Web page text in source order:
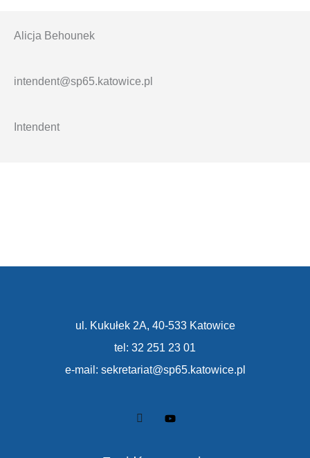
Alicja Behounek
intendent@sp65.katowice.pl
Intendent
ul. Kukułek 2A, 40-533 Katowice
tel: 32 251 23 01
e-mail: sekretariat@sp65.katowice.pl